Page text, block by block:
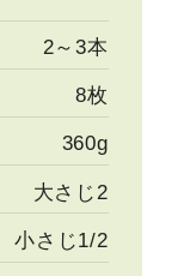
2～3本
8枚
360g
大さじ2
小さじ1/2